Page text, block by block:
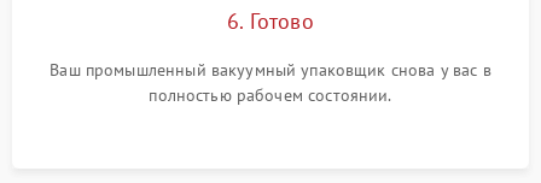
6. Готово
Ваш промышленный вакуумный упаковщик снова у вас в
полностью рабочем состоянии.